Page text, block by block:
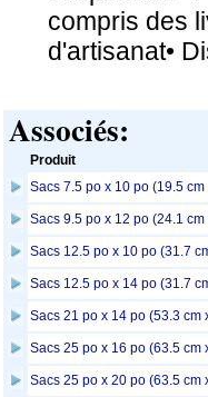
compris des
d'artisanat•
Associés:
Produit
Sacs 7.5 po x 10 po (19.5 cm
Sacs 9.5 po x 12 po (24.1 cm
Sacs 12.5 po x 10 po (31.7
Sacs 12.5 po x 14 po (31.7
Sacs 21 po x 14 po (53.3 cm
Sacs 25 po x 16 po (63.5 cm
Sacs 25 po x 20 po (63.5 cm